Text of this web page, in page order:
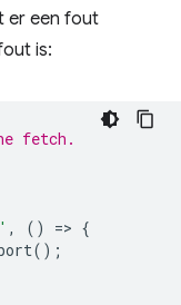
er een fout
is:
fetch.
, () => {
();